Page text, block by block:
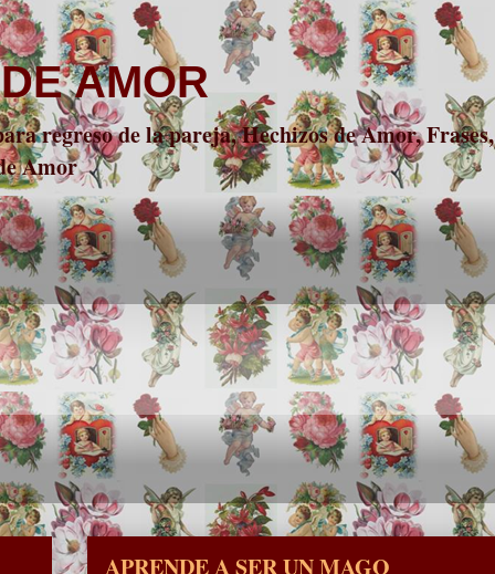
AMOR
regreso de la pareja, Hechizos de Amor, Frases,
Amor
APRENDE A SER UN MAGO